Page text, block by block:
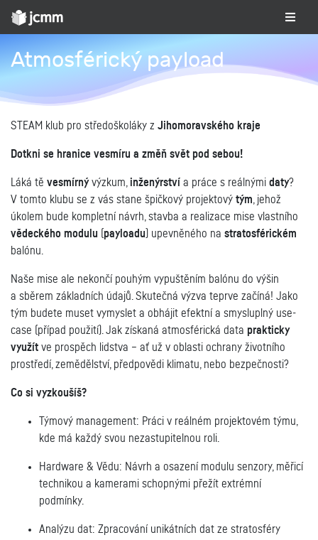
Atmosférický payload
STEAM klub pro středoškoláky z Jihomoravského kraje
Dotkni se hranice vesmíru a změň svět pod sebou!
Láká tě vesmírnývýzkum, inženýrství a práce s reálnými daty?
V tomto klubu se z vás stane špičkový projektový tým , jehož
úkolem bude kompletní návrh, stavba a realizace mise vlastního
vědeckého modulu
payloadu ) upevněného na stratosférickém
balónu.
Naše mise ale nekončí pouhým vypuštěním balónu do výšin
a sběrem základních údajů. Skutečná výzva teprve začíná! Jako
tým budete muset vymyslet a obhájit efektní a smysluplný use-
case (případ použití). Jak získaná atmosférická data prakticky
využít ve prospěch lidstva – ať už v oblasti ochrany životního
prostředí, zemědělství, předpovědi klimatu, nebo bezpečnosti?
Co si vyzkoušíš?
Týmový management: Práci v reálném projektovém týmu,
kde má každý svou nezastupitelnou roli.
Hardware & Vědu: Návrh a osazení modulu senzory, měřicí
technikou a kamerami schopnými přežít extrémní
podmínky.
Analýzu dat: Zpracování unikátních dat ze stratosféry